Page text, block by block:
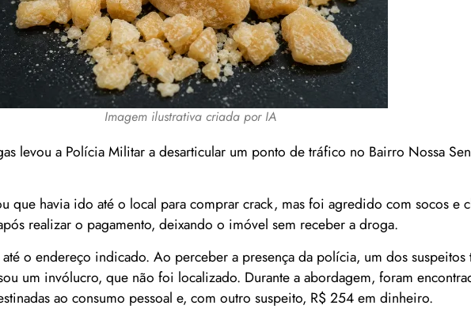
Imagem ilustrativa criada por IA
levou a Polícia Militar a desarticular um ponto de tráfico no Bairro Nossa
que havia ido até o local para comprar crack, mas foi agredido com socos e
realizar o pagamento, deixando o imóvel sem receber a droga.
o endereço indicado. Ao perceber a presença da polícia, um dos suspeitos
um invólucro, que não foi localizado. Durante a abordagem, foram
ao consumo pessoal e, com outro suspeito, R$ 254 em dinheiro.